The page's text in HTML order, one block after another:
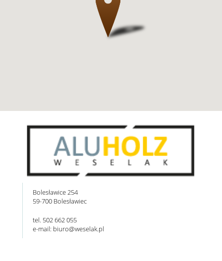
Bolesławice 254
59-700 Bolesławiec
tel. 502 662 055
e-mail: biuro@weselak.pl